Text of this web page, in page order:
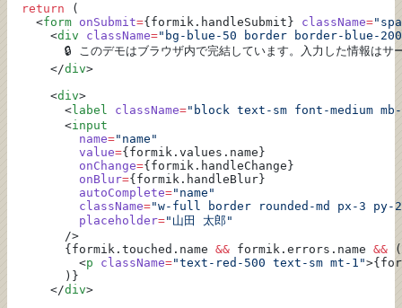
  return
(
    <
form onSubmit={formik.handleSubmit} className=
      <
div className="bg-blue-50 border border-blue-
🔒 このデモはブラウザ内で完結しています。入力した情報はサ
      </
div>
      <
div>
        <
label className="block text-sm font-medium
        <
input
          name
="name"
          value
={formik.values.name}
          onChange
={formik.handleChange}
          onBlur
={formik.handleBlur}
          autoComplete
="name"
          className
="w-full border rounded-md px-3
          placeholder
="山田 太郎"
        />
        {formik.touched.name
&& formik.errors.name && (
          <
p className="text-red-500 text-sm mt-1"
        )}
      </
div>